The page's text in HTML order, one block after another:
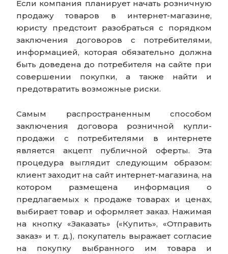
Если компания планирует начать розничную
продажу товаров в интернет-магазине,
юристу предстоит разобраться с порядком
заключения договоров с потребителями,
информацией, которая обязательно должна
быть доведена до потребителя на сайте при
совершении покупки, а также найти и
предотвратить возможные риски.
Самым распространенным способом
заключения договора розничной купли-
продажи с потребителями в интернете
является акцепт публичной оферты. Эта
процедура выглядит следующим образом:
клиент заходит на сайт интернет-магазина, на
котором размещена информация о
предлагаемых к продаже товарах и ценах,
выбирает товар и оформляет заказ. Нажимая
на кнопку «Заказать» («Купить», «Отправить
заказ» и т. д.), покупатель выражает согласие
на покупку выбранного им товара и